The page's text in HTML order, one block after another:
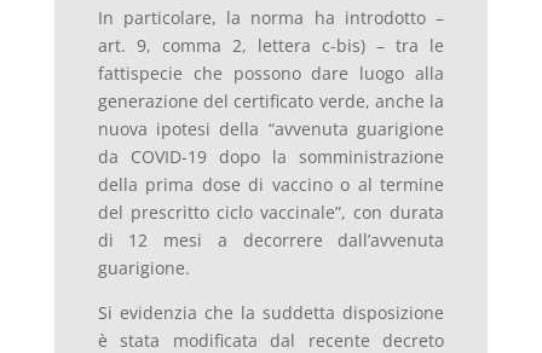
In particolare, la norma ha introdotto –
art. 9, comma 2, lettera c-bis) – tra le
fattispecie che possono dare luogo alla
generazione del certificato verde, anche la
nuova ipotesi della “avvenuta guarigione
da COVID-19 dopo la somministrazione
della prima dose di vaccino o al termine
del prescritto ciclo vaccinale”, con durata
di 12 mesi a decorrere dall’avvenuta
guarigione.
Si evidenzia che la suddetta disposizione
è stata modificata dal recente decreto